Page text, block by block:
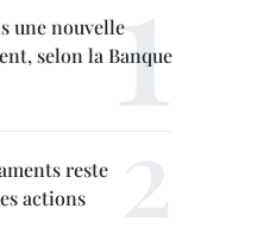
une nouvelle
selon la Banque
reste
actions